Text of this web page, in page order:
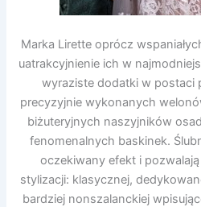
Marka Lirette oprócz
uatrakcyjnienie ich w
wyraziste dodatki w postaci
precyzyjnie wykonanych
biżuteryjnych naszyjników
fenomenalnych baskinek.
oczekiwany efekt i
stylizacji: klasycznej,
bardziej nonszalanckiej